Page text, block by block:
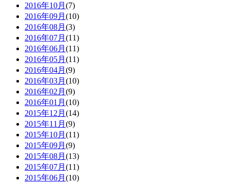
2016年10月 (7)
2016年09月 (10)
2016年08月 (3)
2016年07月 (11)
2016年06月 (11)
2016年05月 (11)
2016年04月 (9)
2016年03月 (10)
2016年02月 (9)
2016年01月 (10)
2015年12月 (14)
2015年11月 (9)
2015年10月 (11)
2015年09月 (9)
2015年08月 (13)
2015年07月 (11)
2015年06月 (10)